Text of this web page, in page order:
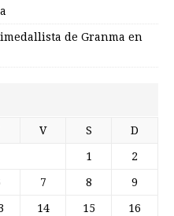
de Granma en
V S D
1 2
7 8 9
14 15 16